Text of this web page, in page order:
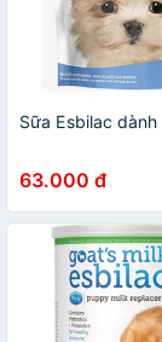
Sữa Esbilac
63.000 đ